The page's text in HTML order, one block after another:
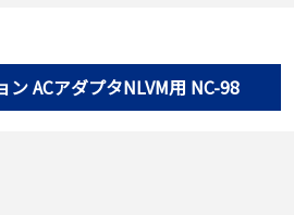
ン ACアダプタNLVM用 NC-98